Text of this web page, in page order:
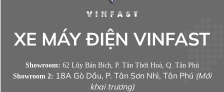
XE MÁY ĐIỆN VINFAST
Showroom: 62 Lũy Bán Bích, P. Tân Thới Hoà, Q. Tân Phú
Showroom 2: 18A Gò Dầu, P. Tân Sơn Nhì, Tân Phú (Mới
khai trương)